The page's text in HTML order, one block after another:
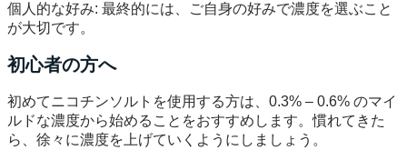
個人的な好み: 最終的には、ご自身の好みで濃度を選ぶこと
が大切です。
初心者の方へ
初めてニコチンソルトを使用する方は、0.3% – 0.6% のマイ
ルドな濃度から始めることをおすすめします。慣れてきた
ら、徐々に濃度を上げていくようにしましょう。